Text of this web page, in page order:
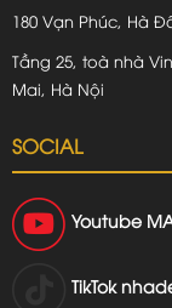
180 Vạn Phúc, Hà
Tầng 25, toà nhà
Mai, Hà Nội
SOCIAL
Youtube
TikTok